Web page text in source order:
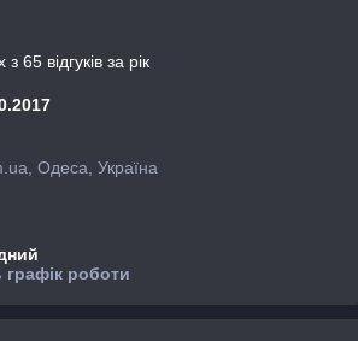
65 відгуків за рік
Одеса, Україна
графік роботи